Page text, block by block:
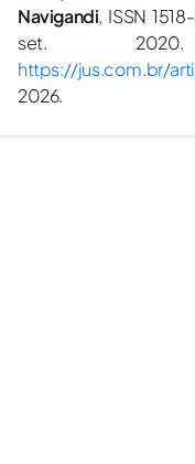
Navigandi, ISSN
set.
https://jus.com.br/
2026.